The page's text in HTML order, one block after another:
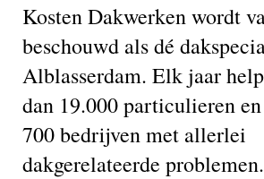
Kosten Dakwerken wordt
beschouwd als dé
Alblasserdam. Elk jaar
dan 19.000 particulieren
700 bedrijven met allerlei
dakgerelateerde problemen.